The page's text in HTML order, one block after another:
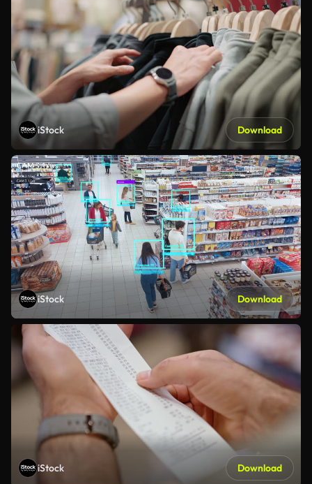
iStock Download
iStock Download
iStock Download